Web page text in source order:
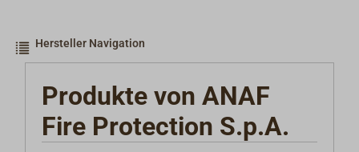
Hersteller Navigation
Produkte von ANAF
Fire Protection S.p.A.